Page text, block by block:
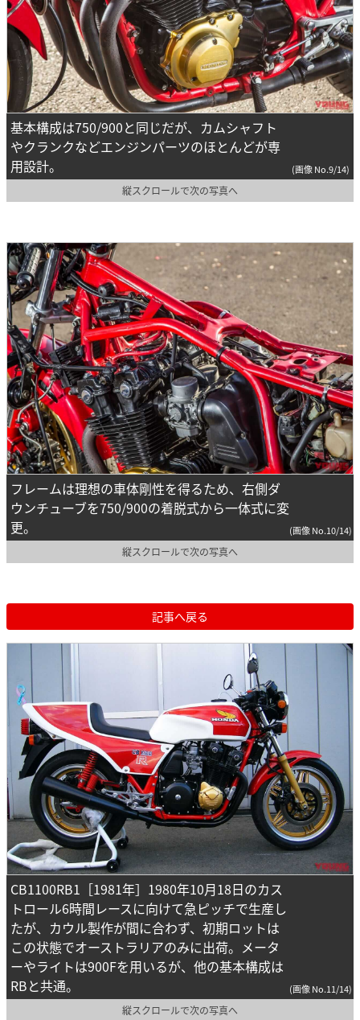
基本構成は750/900と同じだが、カムシャフト
やクランクなどエンジンパーツのほとんどが専
用設計。
(画像 No.9/14)
縦スクロールで次の写真へ
フレームは理想の車体剛性を得るため、右側ダ
ウンチューブを750/900の着脱式から一体式に変
更。
(画像 No.10/14)
縦スクロールで次の写真へ
記事へ戻る
CB1100RB1［1981年］1980年10月18日のカス
トロール6時間レースに向けて急ピッチで生産し
たが、カウル製作が間に合わず、初期ロットは
この状態でオーストラリアのみに出荷。メータ
ーやライトは900Fを用いるが、他の基本構成は
RBと共通。
(画像 No.11/14)
縦スクロールで次の写真へ